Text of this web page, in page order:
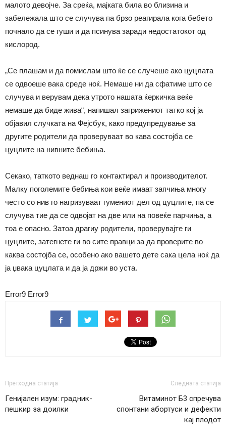
малото девојче. За среќа, мајката била во близина и
забележала што се случува па брзо реагирала кога бебето
почнало да се гуши и да псинува заради недостатокот од
кислород.
„Се плашам и да помислам што ќе се случеше ако цуцлата
се одвоеше вака среде ноќ. Немаше ни да сфатиме што се
случува и верувам дека утрото нашата ќеркичка веќе
немаше да биде жива“, напишал загрижениот татко кој ја
објавил случката на Фејсбук, како предупредување за
другите родители да проверуваат во кава состојба се
цуцлите на нивните бебиња.
Секако, таткото веднаш го контактирал и производителот.
Малку поголемите бебиња кои веќе имаат запчиња многу
често со нив го нагризуваат гумениот дел од цуцлите, па се
случува тие да се одвојат на две или на повеќе парчиња, а
тоа е опасно. Затоа драгиу родители, проверувајте ги
цуцлите, затегнете ги во сите правци за да проверите во
каква состојба се, особено ако вашето дете сака цела ноќ да
ја џвака цуцлата и да ја држи во уста.
Error9 Error9
Претходна статија
Генијален изум: градник-
пешкир за доилки
Следната статија
Витаминот Б3 спречува
спонтани абортуси и дефекти
кај плодот